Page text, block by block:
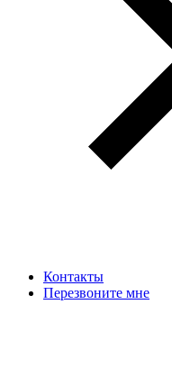
Контакты
Перезвоните мне